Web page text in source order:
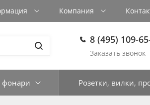
Компания
8 (495) 109-
Заказать звонок
фонари Розетки, вилки,